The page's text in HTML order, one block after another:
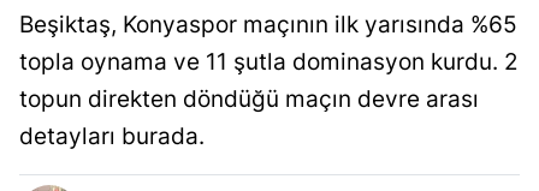
Beşiktaş, Konyaspor maçının ilk yarısında %65
topla oynama ve 11 şutla dominasyon kurdu. 2
topun direkten döndüğü maçın devre arası
detayları burada.